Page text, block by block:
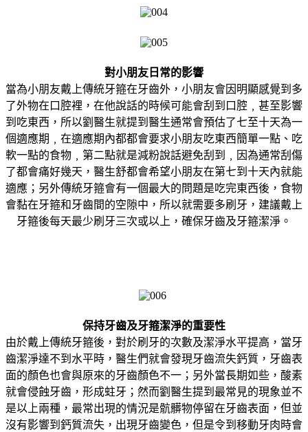
對小朋友日常的影響
當為小朋友戴上傳統牙箍在牙齒外，小朋友會因明顯感覺到多
了外物在口腔裡，在他說話的時候可能會刮到口腔﹐甚至影響
到吃東西，所以劉醫生就提到醫生通常會預估了七至十天為一
個適應期﹐在適應期內都都會要求小朋友吃東西簡單一點、吃
軟一點的食物﹐第二點就是減粉說話避免刮到﹐因為通常刮傷
了都會痛好幾天，醫生舒都會希望小朋友在第七到十天內就能
適應；另外傳統牙箍會有一個最大的問題是吃完東西後，食物
會黏在牙箍和牙齒間的空隙中，所以就需要多刷牙，建議戴上
牙箍後每天最少刷牙三次或以上，確保牙齒及牙箍潔淨。
保持牙齒及牙箍潔淨的重要性
由於戴上傳統牙箍後，對於刷牙的次數及潔淨水平提高，當牙
齒潔淨達不到水平時，醫生們就會發現牙齒流失鈣質，牙齒表
面的顏色也會與原來的牙齒顏色不一；另外當長期如些，酸素
就會侵蝕牙齒，形成蛀牙；然而劉醫生提到最常見的現象並不
是以上兩種，最常出現的情況是骯髒物停留在牙齒表面，但並
沒有影響到鈣質流失，出現牙齒變色，但是令到移動牙肉時會